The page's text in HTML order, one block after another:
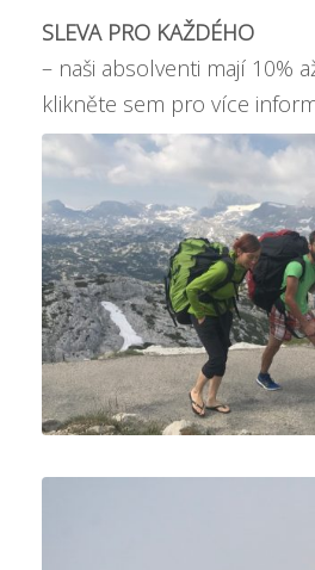
SLEVA PRO KAŽDÉHO
– naši absolventi mají 10%
klikněte sem pro více